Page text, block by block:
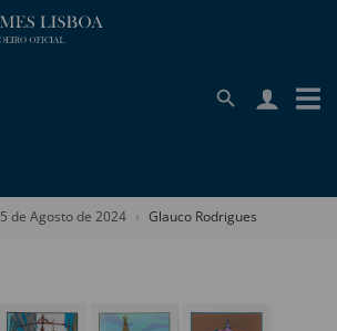
5 de Agosto de 2024 Glauco Rodrigues